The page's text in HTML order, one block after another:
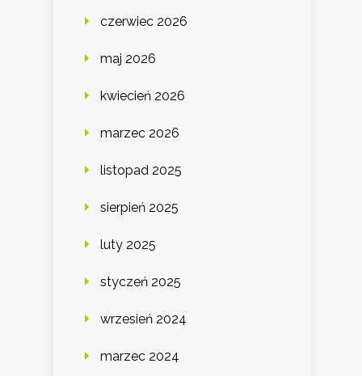
czerwiec 2026
maj 2026
kwiecień 2026
marzec 2026
listopad 2025
sierpień 2025
luty 2025
styczeń 2025
wrzesień 2024
marzec 2024